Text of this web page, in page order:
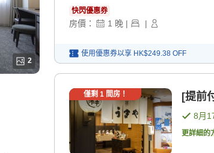
2
快閃優惠券
房價： 1 晚 | |
使用優惠券以享 HK$249.38 OFF
僅剩 1 間房！ [提前
8月
更詳細的